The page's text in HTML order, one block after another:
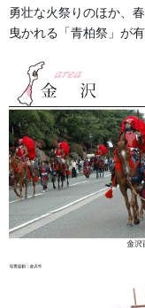
昇り鯉: 常に「
右肩上がりにす
猛虎（もうこ）
など…その他縁
勇壮な火祭りのほか、
曳かれる「青柏祭」が